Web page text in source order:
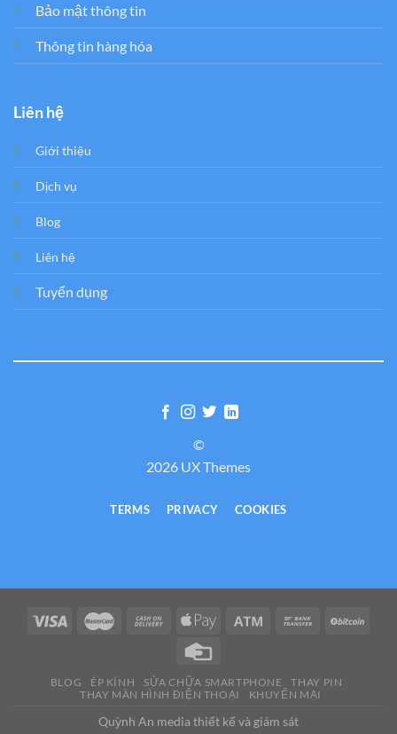
Bảo mật thông tin
Thông tin hàng hóa
Liên hệ
Giới thiệu
Dịch vụ
Blog
Liên hệ
Tuyển dụng
©
2026 UX Themes
TERMS PRIVACY COOKIES
BLOG ÉP KÍNH SỬA CHỮA SMARTPHONE
THAY PIN
THAY MÀN HÌNH ĐIỆN THOẠI
KHUYẾN MẠI
Quỳnh An media thiết kế và giám sát